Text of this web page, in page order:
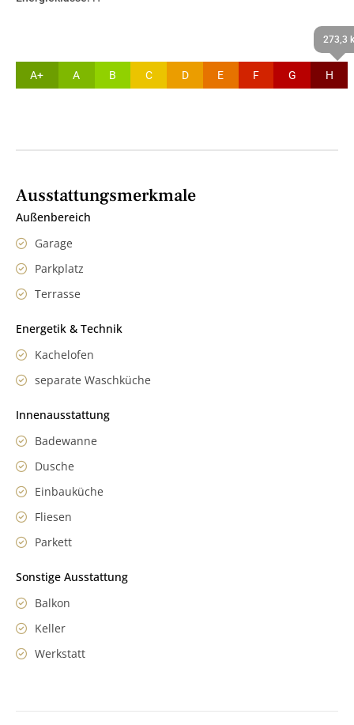
A+ A B C D E F G
273,3
H
Ausstattungsmerkmale
Außenbereich
Garage
Parkplatz
Terrasse
Energetik & Technik
Kachelofen
separate Waschküche
Innenausstattung
Badewanne
Dusche
Einbauküche
Fliesen
Parkett
Sonstige Ausstattung
Balkon
Keller
Werkstatt